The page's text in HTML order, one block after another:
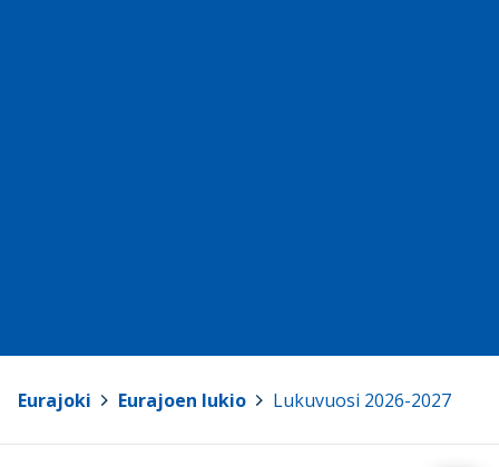
Eurajoki Eurajoen lukio Lukuvuosi 2026-2027